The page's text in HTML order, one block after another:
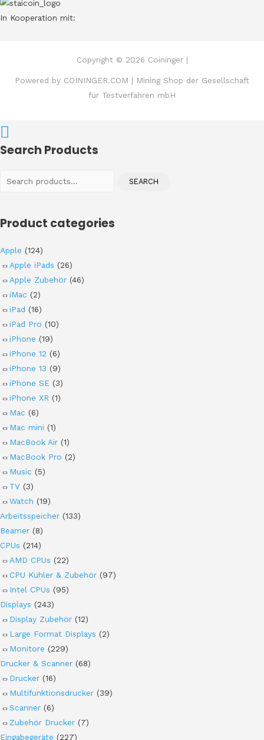
In Kooperation mit:
Copyright © 2026 Coininger |
Powered by COININGER.COM | Mining Shop der Gesellschaft
für Testverfahren mbH
Search Products
SEARCH
Product categories
Apple (124)
Apple iPads (26)
Apple Zubehör (46)
iMac (2)
iPad (16)
iPad Pro (10)
iPhone (19)
iPhone 12 (6)
iPhone 13 (9)
iPhone SE (3)
iPhone XR (1)
Mac (6)
Mac mini (1)
MacBook Air (1)
MacBook Pro (2)
Music (5)
TV (3)
Watch (19)
Arbeitsspeicher (133)
Beamer (8)
CPUs (214)
AMD CPUs (22)
CPU Kühler & Zubehör (97)
Intel CPUs (95)
Displays (243)
Display Zubehör (12)
Large Format Displays (2)
Monitore (229)
Drucker & Scanner (68)
Drucker (16)
Multifunktionsdrucker (39)
Scanner (6)
Zubehör Drucker (7)
Eingabegeräte (227)